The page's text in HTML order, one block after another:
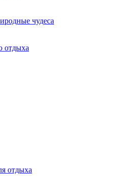
чудеса
отдыха
отдыха